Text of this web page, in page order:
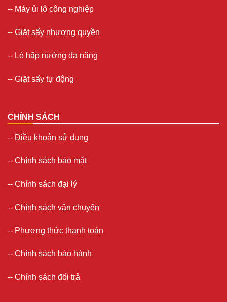
-- Máy ủi lô công nghiệp
-- Giặt sấy nhượng quyền
-- Lò hấp nướng đa năng
-- Giặt sấy tự động
CHÍNH SÁCH
-- Điều khoản sử dụng
-- Chính sách bảo mật
-- Chính sách đại lý
-- Chính sách vận chuyển
-- Phương thức thanh toán
-- Chính sách bảo hành
-- Chính sách đổi trả